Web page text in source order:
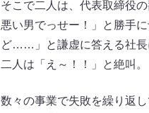
そこで二人は、代表取締役
悪い男でっせー！」と勝手
ど……」と謙虚に答える社長
二人は「え～！！」と絶叫。
数々の事業で失敗を繰り返